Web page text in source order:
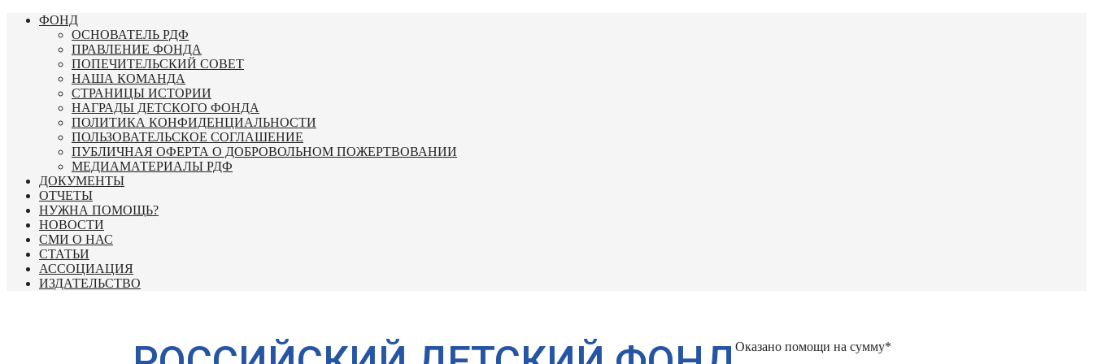
Перейти
содержимому
ФОНД
ОСНОВАТЕЛЬ РДФ
ПРАВЛЕНИЕ ФОНДА
ПОПЕЧИТЕЛЬСКИЙ СОВЕТ
НАША КОМАНДА
СТРАНИЦЫ ИСТОРИИ
НАГРАДЫ ДЕТСКОГО ФОНДА
ПОЛИТИКА КОНФИДЕНЦИАЛЬНОСТИ
ПОЛЬЗОВАТЕЛЬСКОЕ СОГЛАШЕНИЕ
ПУБЛИЧНАЯ ОФЕРТА О ДОБРОВОЛЬНОМ ПОЖЕРТВОВАНИИ
МЕДИАМАТЕРИАЛЫ РДФ
ДОКУМЕНТЫ
ОТЧЕТЫ
НУЖНА ПОМОЩЬ?
НОВОСТИ
СМИ О НАС
СТАТЬИ
АССОЦИАЦИЯ
ИЗДАТЕЛЬСТВО
Оказано помощи на сумму*